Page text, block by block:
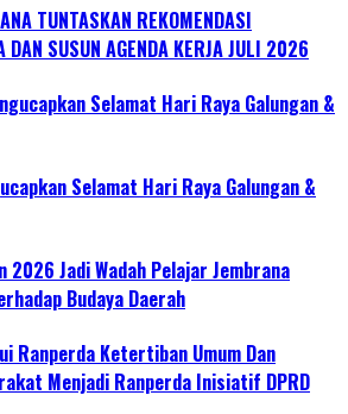
TUNTASKAN REKOMENDASI
DAN SUSUN AGENDA KERJA JULI 2026
Selamat Hari Raya Galungan &
Selamat Hari Raya Galungan &
2026 Jadi Wadah Pelajar Jembrana
Budaya Daerah
Ranperda Ketertiban Umum Dan
Menjadi Ranperda Inisiatif DPRD